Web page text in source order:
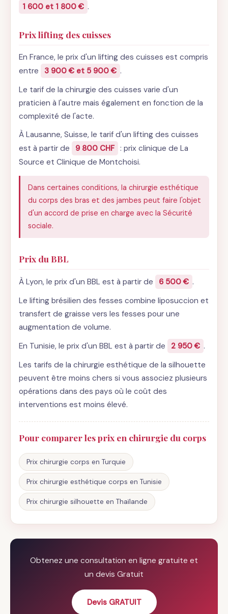
1 600 et 1 800 € .
Prix lifting des cuisses
En France, le prix d'un lifting des cuisses est compris
entre
3 900 € et 5 900 € .
Le tarif de la chirurgie des cuisses varie d'un
praticien à l'autre mais également en fonction de la
complexité de l'acte.
À Lausanne, Suisse, le tarif d'un lifting des cuisses
est à partir de
9 800 CHF : prix clinique de La
Source et Clinique de Montchoisi.
Dans certaines conditions, la chirurgie esthétique
du corps des bras et des jambes peut faire l'objet
d'un accord de prise en charge avec la Sécurité
sociale.
Prix du BBL
À Lyon, le prix d'un BBL est à partir de 6 500 € .
Le lifting brésilien des fesses combine liposuccion et
transfert de graisse vers les fesses pour une
augmentation de volume.
En Tunisie, le prix d'un BBL est à partir de
2 950 € .
Les tarifs de la chirurgie esthétique de la silhouette
peuvent être moins chers si vous associez plusieurs
opérations dans des pays où le coût des
interventions est moins élevé.
Pour comparer les prix en chirurgie du corps
Prix chirurgie corps en Turquie
Prix chirurgie esthétique corps en Tunisie
Prix chirurgie silhouette en Thaïlande
Obtenez une consultation en ligne gratuite et
un devis Gratuit
Devis GRATUIT